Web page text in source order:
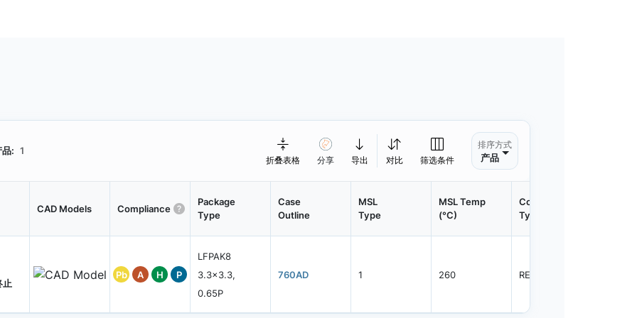
品: 1
折叠表格 分享 导出 对比 筛选条件
排序方式
产品
CAD Models Compliance
Package
Type
Case
Outline
MSL
Type
MSL Temp
(°C)
Container
Type
止
Pb A H P
LFPAK8
3.3x3.3,
0.65P
760AD 1 260 REEL